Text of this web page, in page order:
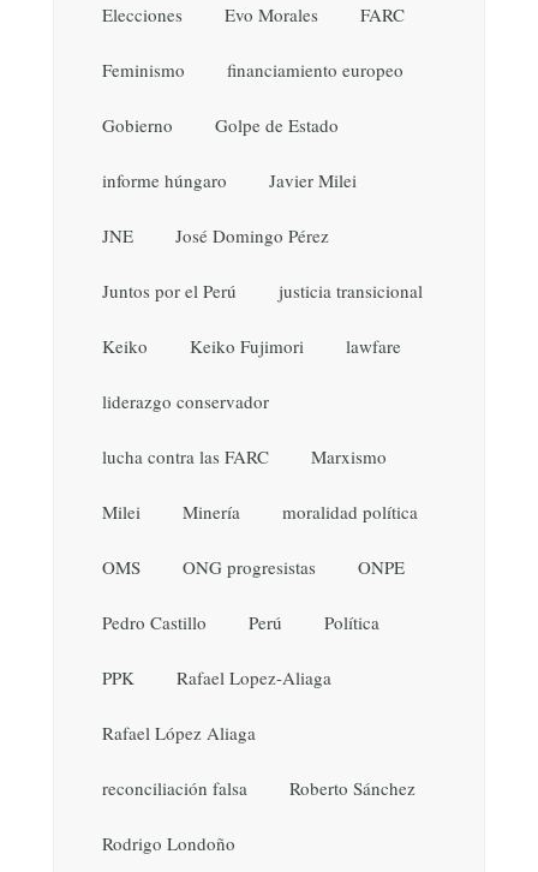
Elecciones Evo Morales FARC
Feminismo financiamiento europeo
Gobierno Golpe de Estado
informe húngaro Javier Milei
JNE José Domingo Pérez
Juntos por el Perú justicia transicional
Keiko Keiko Fujimori lawfare
liderazgo conservador
lucha contra las FARC Marxismo
Milei Minería moralidad política
OMS ONG progresistas ONPE
Pedro Castillo Perú Política
PPK Rafael Lopez-Aliaga
Rafael López Aliaga
reconciliación falsa Roberto Sánchez
Rodrigo Londoño